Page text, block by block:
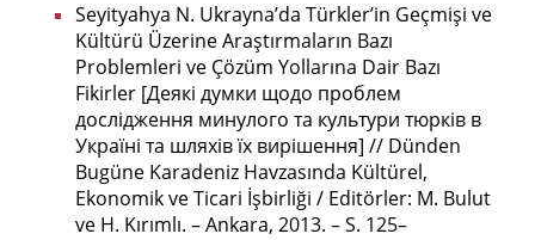
Seyityahya N. Ukrayna’da Türkler’in Geçmişi ve
Kültürü Üzerine Araştırmaların Bazı
Problemleri ve Çözüm Yollarına Dair Bazı
Fikirler [Деякі думки щодо проблем
дослідження минулого та культури тюрків в
Україні та шляхів їх вирішення] // Dünden
Bugüne Karadeniz Havzasında Kültürel,
Ekonomik ve Ticari İşbirliği / Editörler: M. Bulut
ve H. Kırımlı. – Ankara, 2013. – S. 125–